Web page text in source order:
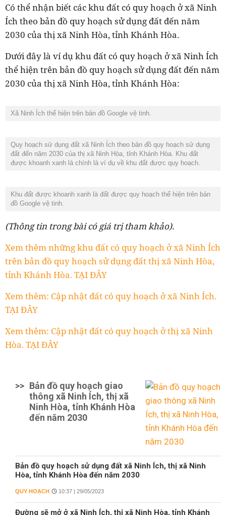
Có thể nhận biết các khu đất có quy hoạch ở xã Ninh
Ích theo bản đồ quy hoạch sử dụng đất đến năm
2030 của thị xã Ninh Hòa, tỉnh Khánh Hòa.
Dưới đây là ví dụ khu đất có quy hoạch ở xã Ninh Ích
thể hiện trên bản đồ quy hoạch sử dụng đất đến năm
2030 của thị xã Ninh Hòa, tỉnh Khánh Hòa:
Xã Ninh Ích thể hiện trên bản đồ Google vệ tinh.
Quy hoạch sử dụng đất xã Ninh Ích theo bản đồ quy hoạch sử dụng
đất đến năm 2030 của thị xã Ninh Hòa, tỉnh Khánh Hòa. Khu đất
được khoanh xanh lá chính là ví dụ về khu đất được quy hoạch.
Khu đất được khoanh xanh là đất được quy hoạch thể hiện trên bản
đồ Google vệ tinh.
(Thông tin trong bài có giá trị tham khảo).
Xem thêm những khu đất có quy hoạch ở xã Ninh Ích
trên bản đồ quy hoạch sử dụng đất thị xã Ninh Hòa,
tỉnh Khánh Hòa. TẠI ĐÂY
Xem thêm: Cập nhật đất có quy hoạch ở xã Ninh Ích.
TẠI ĐÂY
Xem thêm: Cập nhật đất có quy hoạch ở thị xã Ninh
Hòa. TẠI ĐÂY
>> Bản đồ quy hoạch giao
thông xã Ninh Ích, thị xã
Ninh Hòa, tỉnh Khánh Hòa
đến năm 2030
Bản đồ quy hoạch sử dụng đất xã Ninh Ích, thị xã Ninh
Hòa, tỉnh Khánh Hòa đến năm 2030
QUY HOẠCH 10:37 | 29/05/2023
Đường sẽ mở ở xã Ninh Ích, thị xã Ninh Hòa, tỉnh Khánh